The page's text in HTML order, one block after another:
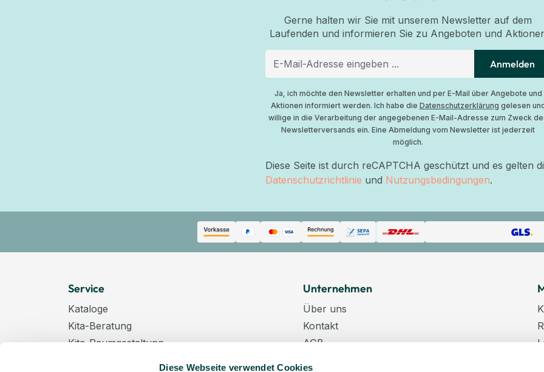
Diese Webseite verwendet Cookies
Gerne halten wir Sie mit unserem Newsletter auf dem
Laufenden und informieren Sie zu Angeboten und
Anmelden
Ja, ich möchte den Newsletter erhalten und per E-Mail über Angebote und
Aktionen informiert werden. Ich habe die Datenschutzerklärung gelesen
willige in die Verarbeitung der angegebenen E-Mail-Adresse zum Zweck
Newsletterversands ein. Eine Abmeldung vom Newsletter ist jederzeit
möglich.
Diese Seite ist durch reCAPTCHA geschützt und es gelten
Datenschutzrichtlinie und Nutzungsbedingungen.
Service
Kataloge
Kita-Beratung
Kita-Raumgestaltung
Unternehmen
Über uns
Kontakt
AGB